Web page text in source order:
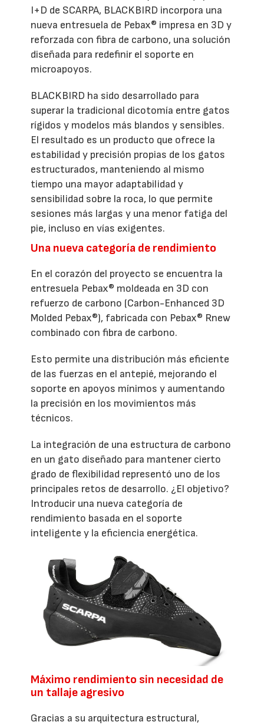
I+D de SCARPA, BLACKBIRD incorpora una
nueva entresuela de Pebax® impresa en 3D y
reforzada con fibra de carbono, una solución
diseñada para redefinir el soporte en
microapoyos.
BLACKBIRD ha sido desarrollado para
superar la tradicional dicotomía entre gatos
rígidos y modelos más blandos y sensibles.
El resultado es un producto que ofrece la
estabilidad y precisión propias de los gatos
estructurados, manteniendo al mismo
tiempo una mayor adaptabilidad y
sensibilidad sobre la roca, lo que permite
sesiones más largas y una menor fatiga del
pie, incluso en vías exigentes.
Una nueva categoría de rendimiento
En el corazón del proyecto se encuentra la
entresuela Pebax® moldeada en 3D con
refuerzo de carbono (Carbon-Enhanced 3D
Molded Pebax®), fabricada con Pebax® Rnew
combinado con fibra de carbono.
Esto permite una distribución más eficiente
de las fuerzas en el antepié, mejorando el
soporte en apoyos mínimos y aumentando
la precisión en los movimientos más
técnicos.
La integración de una estructura de carbono
en un gato diseñado para mantener cierto
grado de flexibilidad representó uno de los
principales retos de desarrollo. ¿El objetivo?
Introducir una nueva categoría de
rendimiento basada en el soporte
inteligente y la eficiencia energética.
Máximo rendimiento sin necesidad de
un tallaje agresivo
Gracias a su arquitectura estructural,